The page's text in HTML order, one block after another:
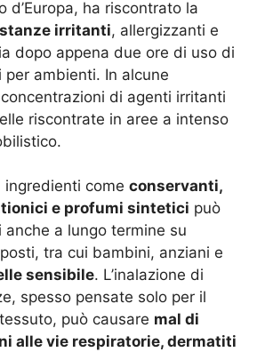
d’Europa, ha riscontrato la
irritanti, allergizzanti e
dopo appena due ore di uso di
ambienti. In alcune
di agenti irritanti
riscontrate in aree a intenso
.
ingredienti come conservanti,
e profumi sintetici può
a lungo termine su
tra cui bambini, anziani e
sensibile. L’inalazione di
spesso pensate solo per il
può causare mal di
alle vie respiratorie, dermatiti